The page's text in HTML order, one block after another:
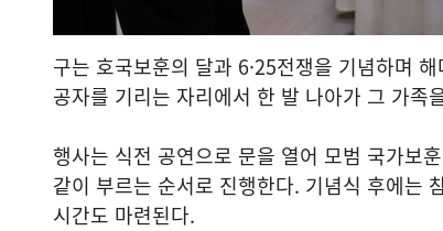
구는 호국보훈의 달과 6·25전쟁을 기념하며
공자를 기리는 자리에서 한 발 나아가 그 가족
행사는 식전 공연으로 문을 열어 모범 국가보
같이 부르는 순서로 진행한다. 기념식 후에는
시간도 마련된다.